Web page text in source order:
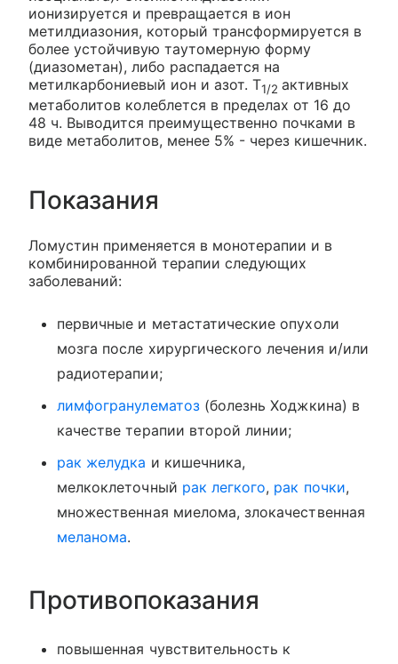
ионизируется и превращается в ион
метилдиазония, который трансформируется в
более устойчивую таутомерную форму
(диазометан), либо распадается на
метилкарбониевый ион и азот. Т1/2 активных
метаболитов колеблется в пределах от 16 до
48 ч. Выводится преимущественно почками в
виде метаболитов, менее 5% - через кишечник.
Показания
Ломустин применяется в монотерапии и в
комбинированной терапии следующих
заболеваний:
первичные и метастатические опухоли
мозга после хирургического лечения и/или
радиотерапии;
лимфогранулематоз(болезнь Ходжкина) в
качестве терапии второй линии;
рак желудка и кишечника,
мелкоклеточный рак легкого, рак почки,
множественная миелома, злокачественная
меланома.
Противопоказания
повышенная чувствительность к